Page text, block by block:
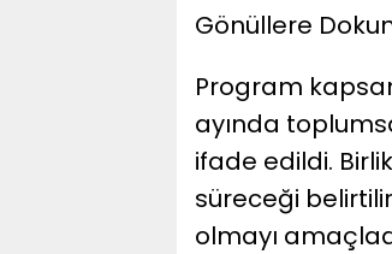
Gönüllere
Program
ayında
ifade edildi.
süreceği
olmayı